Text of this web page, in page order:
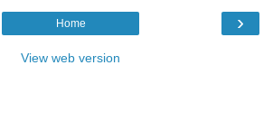
›
Home
View web version